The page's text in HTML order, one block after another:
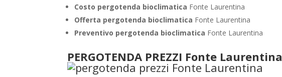
Costo pergotenda bioclimatica Fonte Laurentina
Offerta pergotenda bioclimatica Fonte Laurentina
Preventivo pergotenda bioclimatica Fonte Laurentina
PERGOTENDA PREZZI Fonte Laurentina